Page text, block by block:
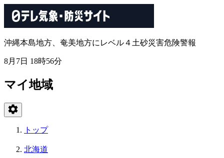
沖縄本島地方、奄美地方にレベル４土砂災害危険警報
8月7日 18時56分
マイ地域
トップ
北海道